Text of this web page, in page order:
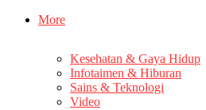
More
Kesehatan & Gaya Hidup
Infotaimen & Hiburan
Sains & Teknologi
Video